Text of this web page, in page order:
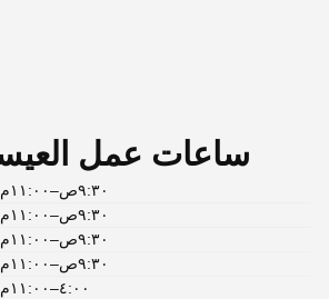
ساعات عمل
٩:٣٠ص–١١:٠٠م
٩:٣٠ص–١١:٠٠م
٩:٣٠ص–١١:٠٠م
٩:٣٠ص–١١:٠٠م
٤:٠٠–١١:٠٠م